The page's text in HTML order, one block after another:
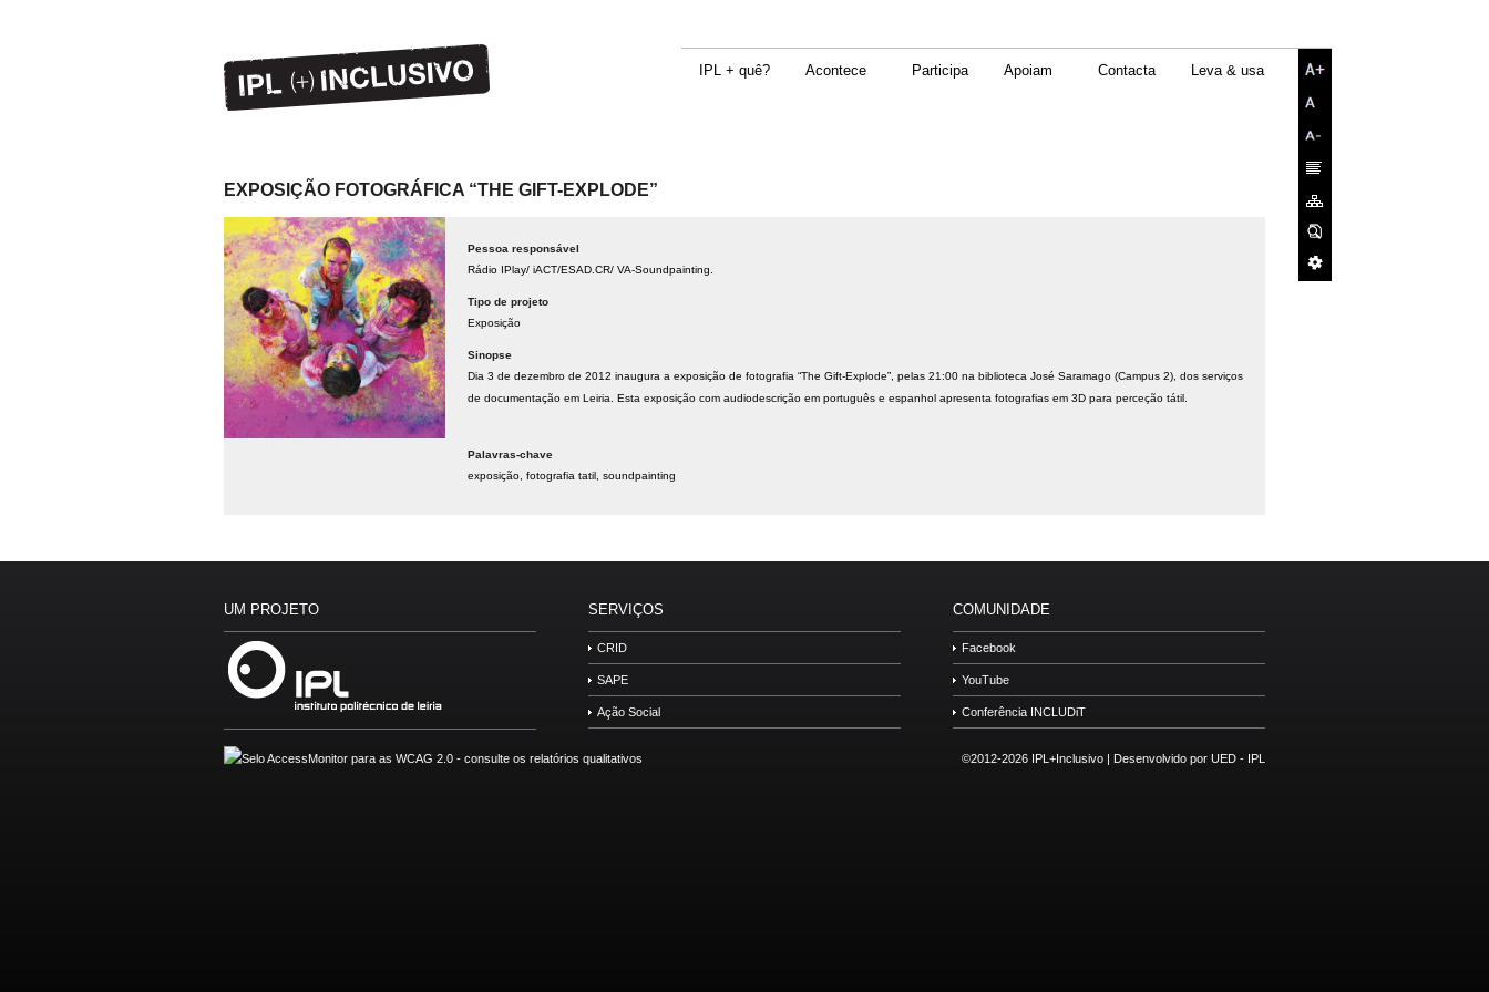
IPL + quê? Acontece Participa Apoiam Contacta Leva & usa
EXPOSIÇÃO FOTOGRÁFICA “THE GIFT-EXPLODE”
Pessoa responsável
Rádio IPlay/ iACT/ESAD.CR/ VA-Soundpainting.
Tipo de projeto
Exposição
Sinopse
Dia 3 de dezembro de 2012 inaugura a exposição de fotografia “The Gift-Explode”, pelas 21:00 na biblioteca José Saramago (Campus 2), dos serviços
de documentação em Leiria. Esta exposição com audiodescrição em português e espanhol apresenta fotografias em 3D para perceção tátil.
Palavras-chave
exposição fotografia tatil soundpainting
UM PROJETO SERVIÇOS
CRID
SAPE
Ação Social
COMUNIDADE
Facebook
YouTube
Conferência INCLUDiT
©2012-2026 IPL+Inclusivo | Desenvolvido por UED - IPL